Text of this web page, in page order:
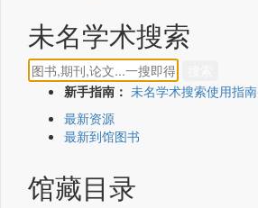
未名学术搜索
新手指南： 未名学术搜索使用指南
最新资源
最新到馆图书
馆藏目录